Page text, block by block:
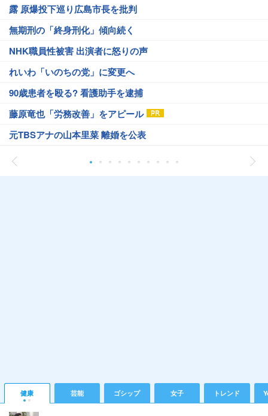
露 原爆投下巡り広島市長を批判
無期刑の「終身刑化」傾向続く
NHK職員性被害 出演者に怒りの声
れいわ「いのちの党」に変更へ
90歳患者を殴る? 看護助手を逮捕
藤原竜也「労務改善」をアピール
元TBSアナの山本里菜 離婚を公表
健康 芸能 ゴシップ 女子 トレンド